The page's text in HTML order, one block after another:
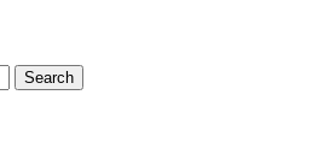
Search